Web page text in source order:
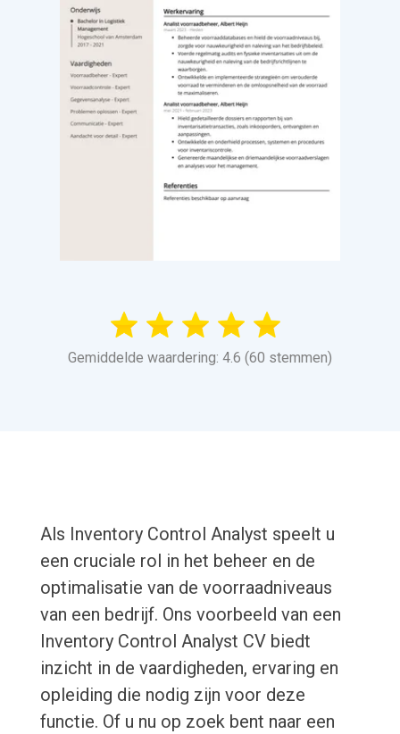
Gemiddelde waardering: 4.6 (60 stemmen)
Als Inventory Control Analyst speelt u
een cruciale rol in het beheer en de
optimalisatie van de voorraadniveaus
van een bedrijf. Ons voorbeeld van een
Inventory Control Analyst CV biedt
inzicht in de vaardigheden, ervaring en
opleiding die nodig zijn voor deze
functie. Of u nu op zoek bent naar een